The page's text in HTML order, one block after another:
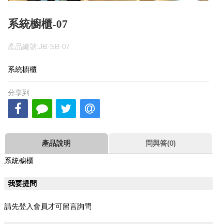
系統櫥櫃-07
產品編號:JB-SB-07
系統櫥櫃
分享到
產品說明 問與答(0)
系統櫥櫃
我要提問
請先登入會員才可留言詢問